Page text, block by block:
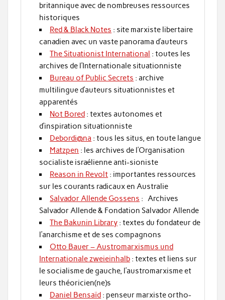
britannique avec de nombreuses ressources
historiques
Red & Black Notes : site marxiste libertaire
canadien avec un vaste panorama d’auteurs
The Situationist International : toutes les
archives de l’Internationale situationniste
Bureau of Public Secrets : archive
multilingue d’auteurs situationnistes et
apparentés
Not Bored : textes autonomes et
d’inspiration situationniste
Debordi@na : tous les situs, en toute langue
Matzpen : les archives de l’Organisation
socialiste israélienne anti-sioniste
Reason in Revolt : importantes ressources
sur les courants radicaux en Australie
Salvador Allende Gossens : Archives
Salvador Allende & Fondation Salvador Allende
The Bakunin Library : textes du fondateur de
l’anarchisme et de ses compagnons
Otto Bauer – Austromarxismus und
Internationale zweieinhalb: textes et liens sur
le socialisme de gauche, l’austromarxisme et
leurs théoricien(ne)s
Daniel Bensaïd : penseur marxiste ortho-